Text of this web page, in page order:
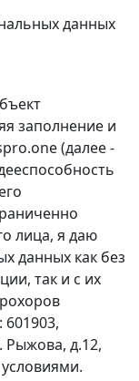
данных
заполнение и
(далее -
лица, я даю
данных как без
так и с их
Рыжова, д.12,